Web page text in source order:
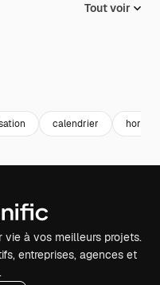
Tout voir
calendrier horaire
vie à vos meilleurs projets.
entreprises, agences et